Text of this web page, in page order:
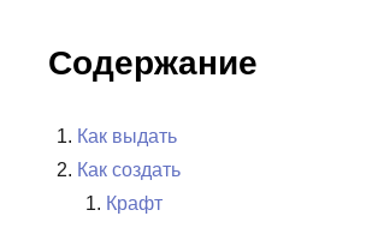
Содержание
Как выдать
Как создать
Крафт